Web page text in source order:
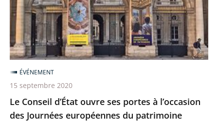
portes
à
l’occasion
des
Journées
européennes
du
patrimoine
Le Conseil d’État ouvre ses portes à l’occasion
des Journées européennes du patrimoine
ÉVÉNEMENT
15 septembre 2020